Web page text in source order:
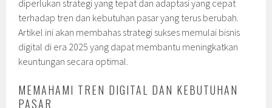
diperlukan strategi yang tepat dan adaptasi yang cepat
terhadap tren dan kebutuhan pasar yang terus berubah.
Artikel ini akan membahas strategi sukses memulai bisnis
digital di era 2025 yang dapat membantu meningkatkan
keuntungan secara optimal.
MEMAHAMI TREN DIGITAL DAN KEBUTUHAN
PASAR